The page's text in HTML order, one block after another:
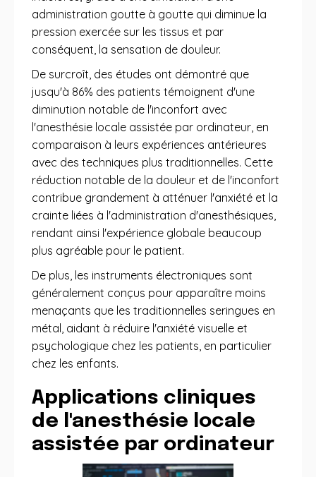
administration goutte à goutte qui diminue la
pression exercée sur les tissus et par
conséquent, la sensation de douleur.
De surcroît, des études ont démontré que
jusqu'à 86% des patients témoignent d'une
diminution notable de l'inconfort avec
l'anesthésie locale assistée par ordinateur, en
comparaison à leurs expériences antérieures
avec des techniques plus traditionnelles. Cette
réduction notable de la douleur et de l'inconfort
contribue grandement à atténuer l'anxiété et la
crainte liées à l'administration d'anesthésiques,
rendant ainsi l'expérience globale beaucoup
plus agréable pour le patient.
De plus, les instruments électroniques sont
généralement conçus pour apparaître moins
menaçants que les traditionnelles seringues en
métal, aidant à réduire l'anxiété visuelle et
psychologique chez les patients, en particulier
chez les enfants.
Applications cliniques
de l'anesthésie locale
assistée par ordinateur